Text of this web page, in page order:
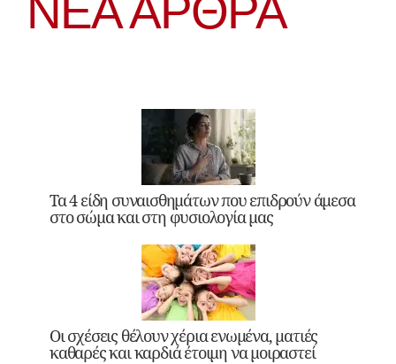
ΝΕΑ ΆΡΘΡΑ
Τα 4 είδη συναισθημάτων που επιδρούν άμεσα
στο σώμα και στη φυσιολογία μας
Οι σχέσεις θέλουν χέρια ενωμένα, ματιές
καθαρές και καρδιά έτοιμη να μοιραστεί